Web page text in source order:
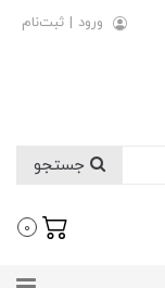
ورود | ثبت‌نام
0